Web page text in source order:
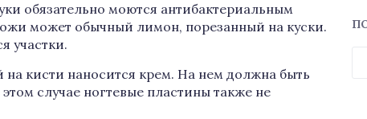
обязательно моются антибактериальным
может обычный лимон, порезанный на куски.
участки.
кисти наносится крем. На нем должна быть
случае ногтевые пластины также не